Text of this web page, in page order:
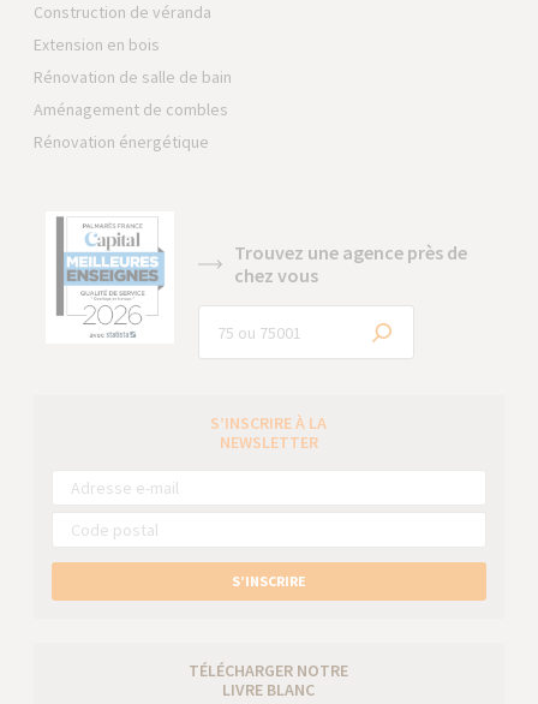
Construction de véranda
Extension en bois
Rénovation de salle de bain
Aménagement de combles
Rénovation énergétique
Trouvez une agence près de
chez vous
S’INSCRIRE À LA
NEWSLETTER
S’INSCRIRE
TÉLÉCHARGER NOTRE
LIVRE BLANC